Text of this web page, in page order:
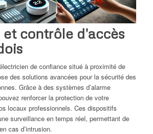
et contrôle d'accès
de confiance situé à proximité de
des solutions avancées pour la sécurité des
Grâce à des systèmes d’alarme
renforcer la protection de votre
locaux professionnels. Ces dispositifs
surveillance en temps réel, permettant de
cas d’intrusion.